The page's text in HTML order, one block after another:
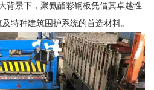
背景下，聚氨酯彩钢板凭借其卓越性
特种建筑围护系统的首选材料。